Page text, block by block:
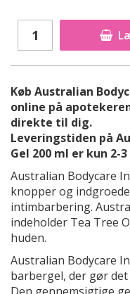
Køb Australian
online på
direkte til dig.
Leveringstiden på
Gel 200 ml er kun 2-
Australian Bodycare
knopper og
intimbarbering.
indeholder Tea Tree
huden.
Australian Bodycare
barbergel, der gør